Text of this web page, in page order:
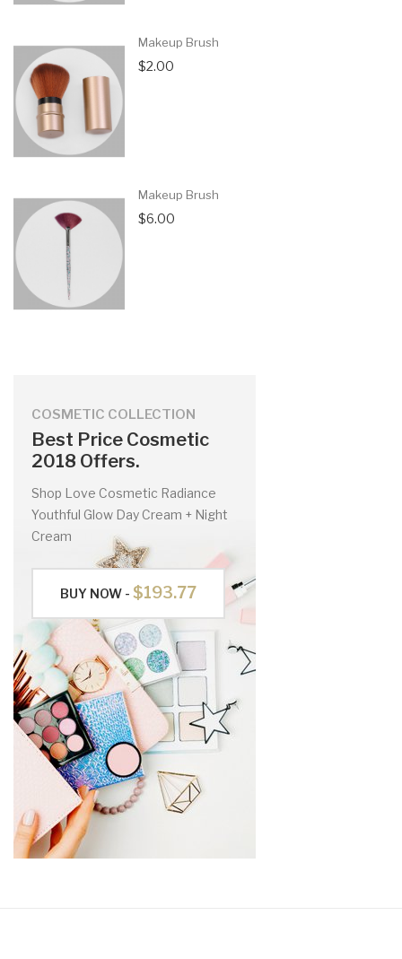
COSMETIC COLLECTION
Best Price Cosmetic
2018 Offers.
Shop Love Cosmetic Radiance
Youthful Glow Day Cream + Night
Cream
BUY NOW - $193.77
Makeup Brush
$2.00
Makeup Brush
$6.00